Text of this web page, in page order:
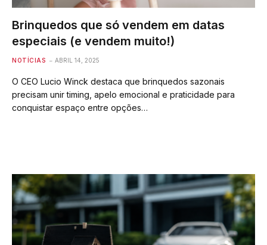
Brinquedos que só vendem em datas
especiais (e vendem muito!)
NOTÍCIAS ABRIL 14, 2025
O CEO Lucio Winck destaca que brinquedos sazonais
precisam unir timing, apelo emocional e praticidade para
conquistar espaço entre opções…